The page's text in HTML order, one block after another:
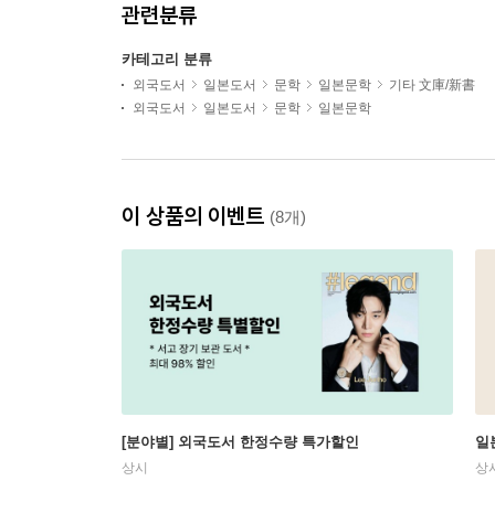
관련분류
카테고리 분류
외국도서 일본도서 문학 일본문학
기타 文庫/新書
외국도서
일본도서 문학 일본문학
이 상품의 이벤트 (8개)
[분야별] 외국도서 한정수량 특가할인
상시
일
상